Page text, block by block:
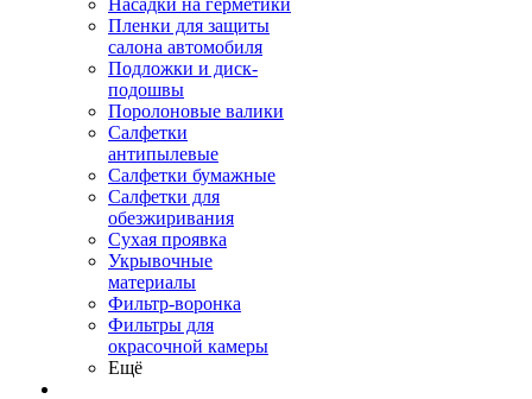
Насадки на герметики
Пленки для защиты
салона автомобиля
Подложки и диск-
подошвы
Поролоновые валики
Салфетки
антипылевые
Салфетки бумажные
Салфетки для
обезжиривания
Сухая проявка
Укрывочные
материалы
Фильтр-воронка
Фильтры для
окрасочной камеры
Ещё